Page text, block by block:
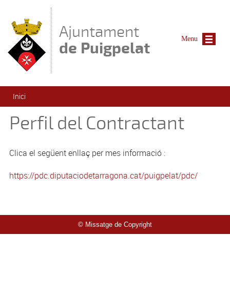
Ajuntament
de Puigpelat
Esteu aquí
Inici
Perfil del Contractant
Clica el següent enllaç per mes informació :
https://pdc.diputaciodetarragona.cat/puigpelat/pdc/
© Missatge de Copyright
Menu